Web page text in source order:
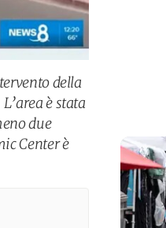
della
è stata
due
Center è